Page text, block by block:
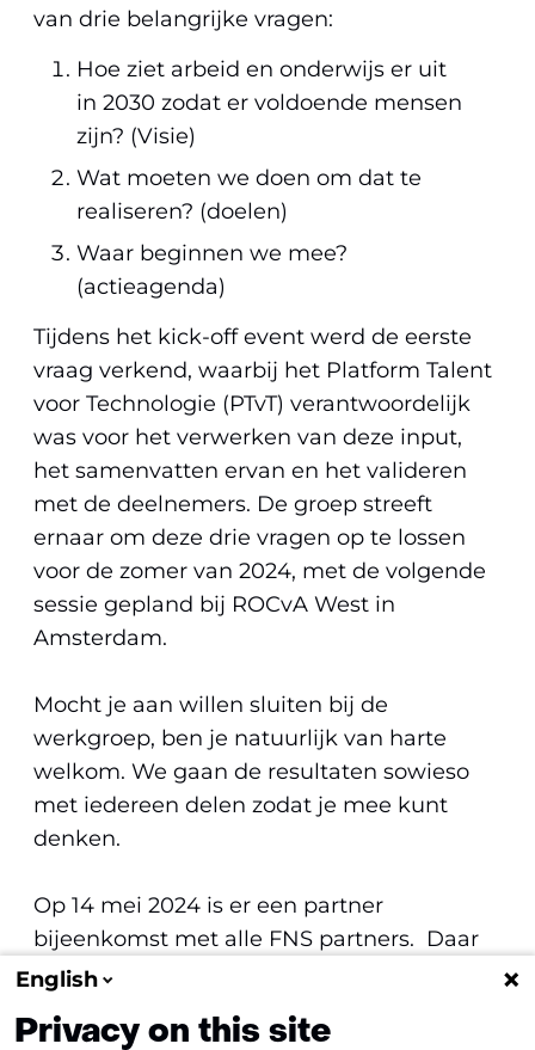
van drie belangrijke vragen:
Hoe ziet arbeid en onderwijs er uit
in 2030 zodat er voldoende mensen
zijn? (Visie)
Wat moeten we doen om dat te
realiseren? (doelen)
Waar beginnen we mee?
(actieagenda)
Tijdens het kick-off event werd de eerste
vraag verkend, waarbij het Platform Talent
voor Technologie (PTvT) verantwoordelijk
was voor het verwerken van deze input,
het samenvatten ervan en het valideren
met de deelnemers. De groep streeft
ernaar om deze drie vragen op te lossen
voor de zomer van 2024, met de volgende
sessie gepland bij ROCvA West in
Amsterdam.
Mocht je aan willen sluiten bij de
werkgroep, ben je natuurlijk van harte
welkom. We gaan de resultaten sowieso
met iedereen delen zodat je mee kunt
denken.
Op 14 mei 2024 is er een partner
bijeenkomst met alle FNS partners. Daar
zullen we een update geven over de
English
Privacy on this site